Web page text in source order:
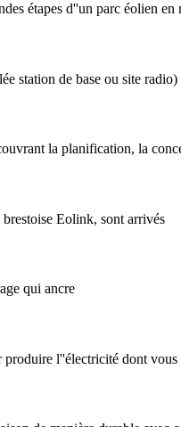
étapes d''un parc éolien
station de base ou site
la planification, la
Eolink, sont arrivés
qui ancre
l''électricité dont vous